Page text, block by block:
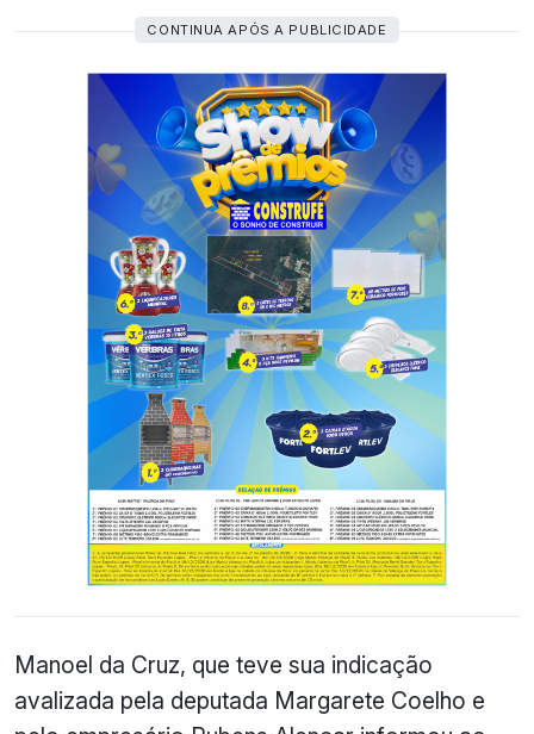
CONTINUA APÓS A PUBLICIDADE
Manoel da Cruz, que teve sua indicação
avalizada pela deputada Margarete Coelho e